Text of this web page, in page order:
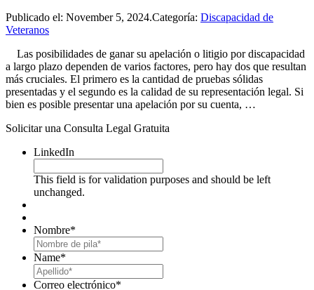
Publicado el: November 5, 2024.Categoría: Discapacidad de
Veteranos
Las posibilidades de ganar su apelación o litigio por discapacidad
a largo plazo dependen de varios factores, pero hay dos que resultan
más cruciales. El primero es la cantidad de pruebas sólidas
presentadas y el segundo es la calidad de su representación legal. Si
bien es posible presentar una apelación por su cuenta, …
Solicitar una Consulta Legal Gratuita
LinkedIn
This field is for validation purposes and should be left
unchanged.
Nombre*
Name*
Correo electrónico*